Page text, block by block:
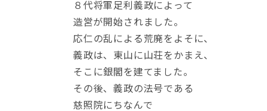
８代将軍足利義政によって
造営が開始されました。
応仁の乱による荒廃をよそに、
義政は、東山に山荘をかまえ、
そこに銀閣を建てました。
その後、義政の法号である
慈照院にちなんで